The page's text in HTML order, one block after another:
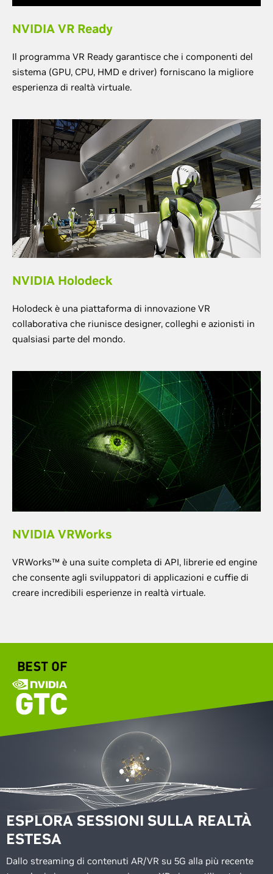
NVIDIA VR Ready
Il programma VR Ready garantisce che i componenti del
sistema (GPU, CPU, HMD e driver) forniscano la migliore
esperienza di realtà virtuale.
NVIDIA Holodeck
Holodeck è una piattaforma di innovazione VR
collaborativa che riunisce designer, colleghi e azionisti in
qualsiasi parte del mondo.
NVIDIA VRWorks
VRWorks™ è una suite completa di API, librerie ed engine
che consente agli sviluppatori di applicazioni e cuffie di
creare incredibili esperienze in realtà virtuale.
ESPLORA SESSIONI SULLA REALTÀ
ESTESA
Dallo streaming di contenuti AR/VR su 5G alla più recente